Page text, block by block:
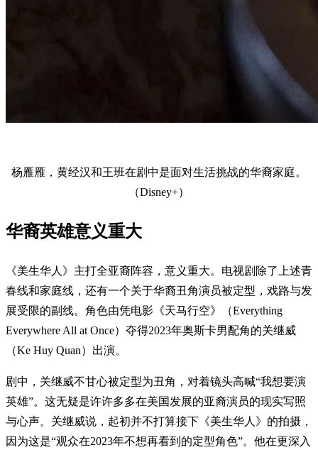
杨雁雁，黄经汉和王班在剧中是面对生活挑战的华裔家庭。
（Disney+）
华裔英雄意义重大
《美生华人》主打全亚裔阵容，意义重大。电视剧除了上述青
春线和家庭线，还有一个关于华裔丑角演员被定型，戏路与发
展受限的副线。角色由凭电影《天马行空》（Everything
Everywhere All at Once）夺得2023年奥斯卡男配角的关继威
（Ke Huy Quan）出演。
剧中，关继威不甘心被定型为丑角，对着镜头高喊“我想要演
英雄”。这无疑是许许多多在美国发展的亚裔演员的现实写照
与心声。关继威说，起初并不打算接下《美生华人》的拍摄，
因为这是“观众在2023年不想再看到的定型角色”。他在更深入